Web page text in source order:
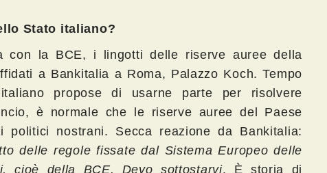
Stato italiano?
con la BCE, i lingotti delle riserve auree della
a Bankitalia a Roma, Palazzo Koch. Tempo
propose di usarne parte per risolvere
è normale che le riserve auree del Paese
politici nostrani. Secca reazione da Bankitalia:
delle regole fissate dal Sistema Europeo delle
cioè della BCE. Devo sottostarvi. È storia di